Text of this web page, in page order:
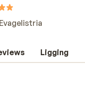
Ligging